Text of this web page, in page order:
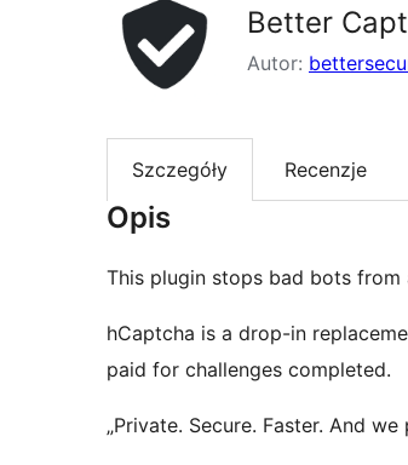
Better
Autor:
Szczegóły Recenzje
Opis
This plugin stops bad bots
hCaptcha is a drop-in
paid for challenges completed.
„Private. Secure. Faster. And